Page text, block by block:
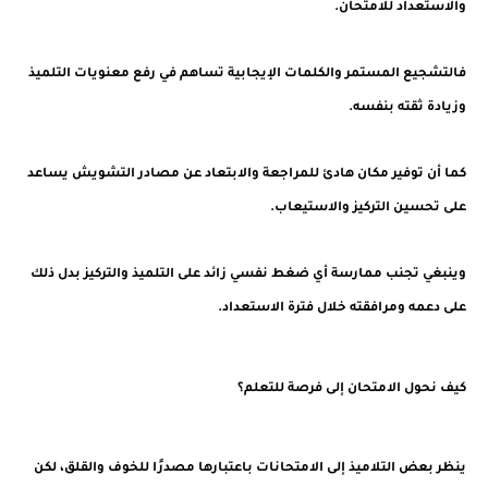
والاستعداد للامتحان.
فالتشجيع المستمر والكلمات الإيجابية تساهم في رفع معنويات التلميذ
وزيادة ثقته بنفسه.
كما أن توفير مكان هادئ للمراجعة والابتعاد عن مصادر التشويش يساعد
على تحسين التركيز والاستيعاب.
وينبغي تجنب ممارسة أي ضغط نفسي زائد على التلميذ والتركيز بدل ذلك
على دعمه ومرافقته خلال فترة الاستعداد.
كيف نحول الامتحان إلى فرصة للتعلم؟
ينظر بعض التلاميذ إلى الامتحانات باعتبارها مصدرًا للخوف والقلق، لكن